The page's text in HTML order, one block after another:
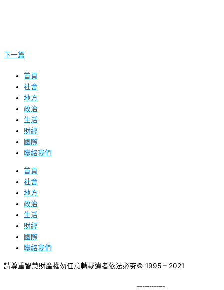
下一篇
首頁
社會
地方
政治
生活
財經
國際
聯絡我們
首頁
社會
地方
政治
生活
財經
國際
聯絡我們
請尊重智慧財產權勿任意轉載違者依法必究© 1995 – 2021